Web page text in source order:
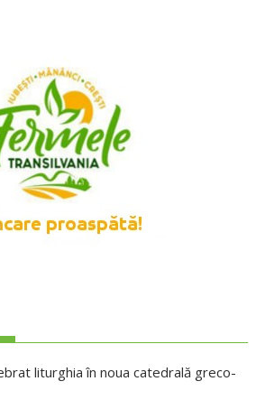
liturghia în noua catedrală greco-